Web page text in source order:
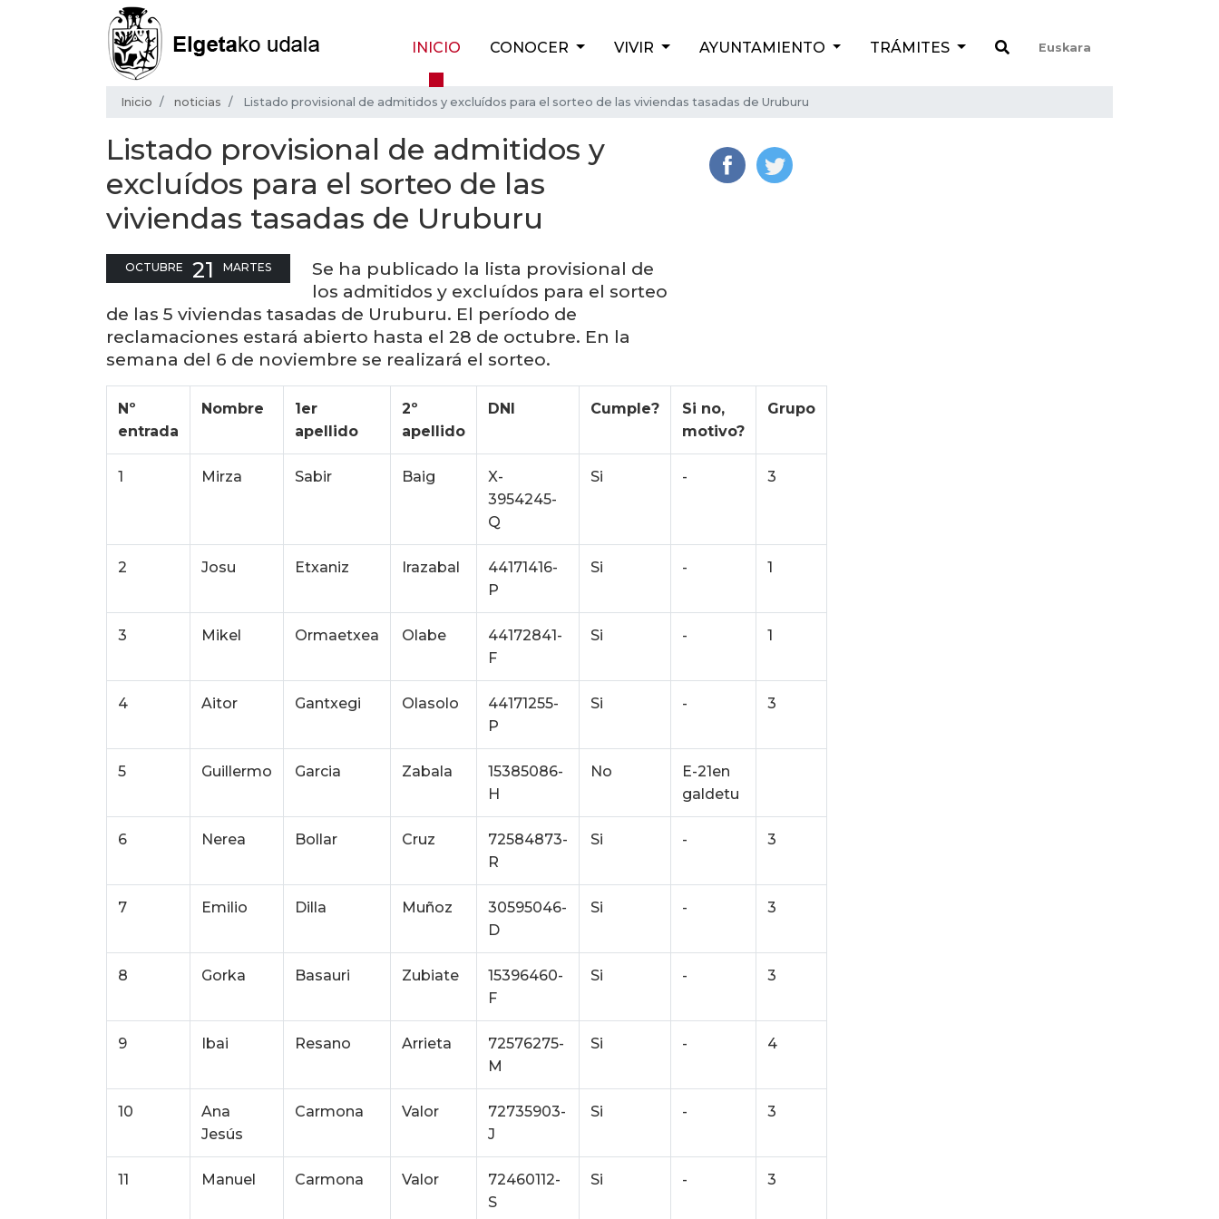
INICIO CONOCER VIVIR AYUNTAMIENTO TRÁMITES Euskara
Inicio noticias Listado provisional de admitidos y excluídos para el sorteo de las viviendas tasadas de Uruburu
Listado provisional de admitidos y
excluídos para el sorteo de las
viviendas tasadas de Uruburu
OCTUBRE 21 MARTES
Se ha publicado la lista provisional de
los admitidos y excluídos para el sorteo
de las 5 viviendas tasadas de Uruburu. El período de
reclamaciones estará abierto hasta el 28 de octubre. En la
semana del 6 de noviembre se realizará el sorteo.
Nº
entrada
Nombre
1er
apellido
2º
apellido
DNI Cumple?
Si no,
motivo?
Grupo
1 Mirza Sabir Baig
X-
3954245-
Q
Si - 3
2 Josu Etxaniz Irazabal
44171416-
P
Si - 1
3 Mikel Ormaetxea Olabe
44172841-
F
Si - 1
4 Aitor Gantxegi Olasolo
44171255-
P
Si - 3
5 Guillermo Garcia Zabala
15385086-
H
No
E-21en
galdetu
6 Nerea Bollar Cruz
72584873-
R
Si - 3
7 Emilio Dilla Muñoz
30595046-
D
Si - 3
8 Gorka Basauri Zubiate
15396460-
F
Si - 3
9 Ibai Resano Arrieta
72576275-
M
Si - 4
10
Ana
Jesús
Carmona Valor
72735903-
J
Si - 3
11 Manuel Carmona Valor
72460112-
S
Si - 3